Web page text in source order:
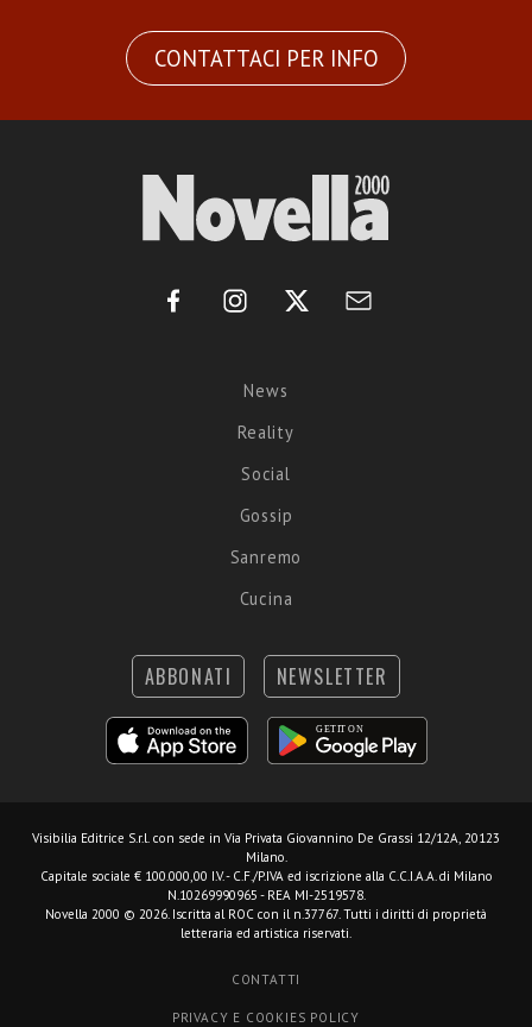
CONTATTACI PER INFO
News
Reality
Social
Gossip
Sanremo
Cucina
ABBONATI NEWSLETTER
Visibilia Editrice S.r.l. con sede in Via Privata Giovannino De Grassi 12/12A, 20123
Milano.
Capitale sociale € 100.000,00 I.V. - C.F./P.IVA ed iscrizione alla C.C.I.A.A. di Milano
N.10269990965 - REA MI-2519578.
Novella 2000 © 2026. Iscritta al ROC con il n.37767. Tutti i diritti di proprietà
letteraria ed artistica riservati.
CONTATTI
PRIVACY E COOKIES POLICY